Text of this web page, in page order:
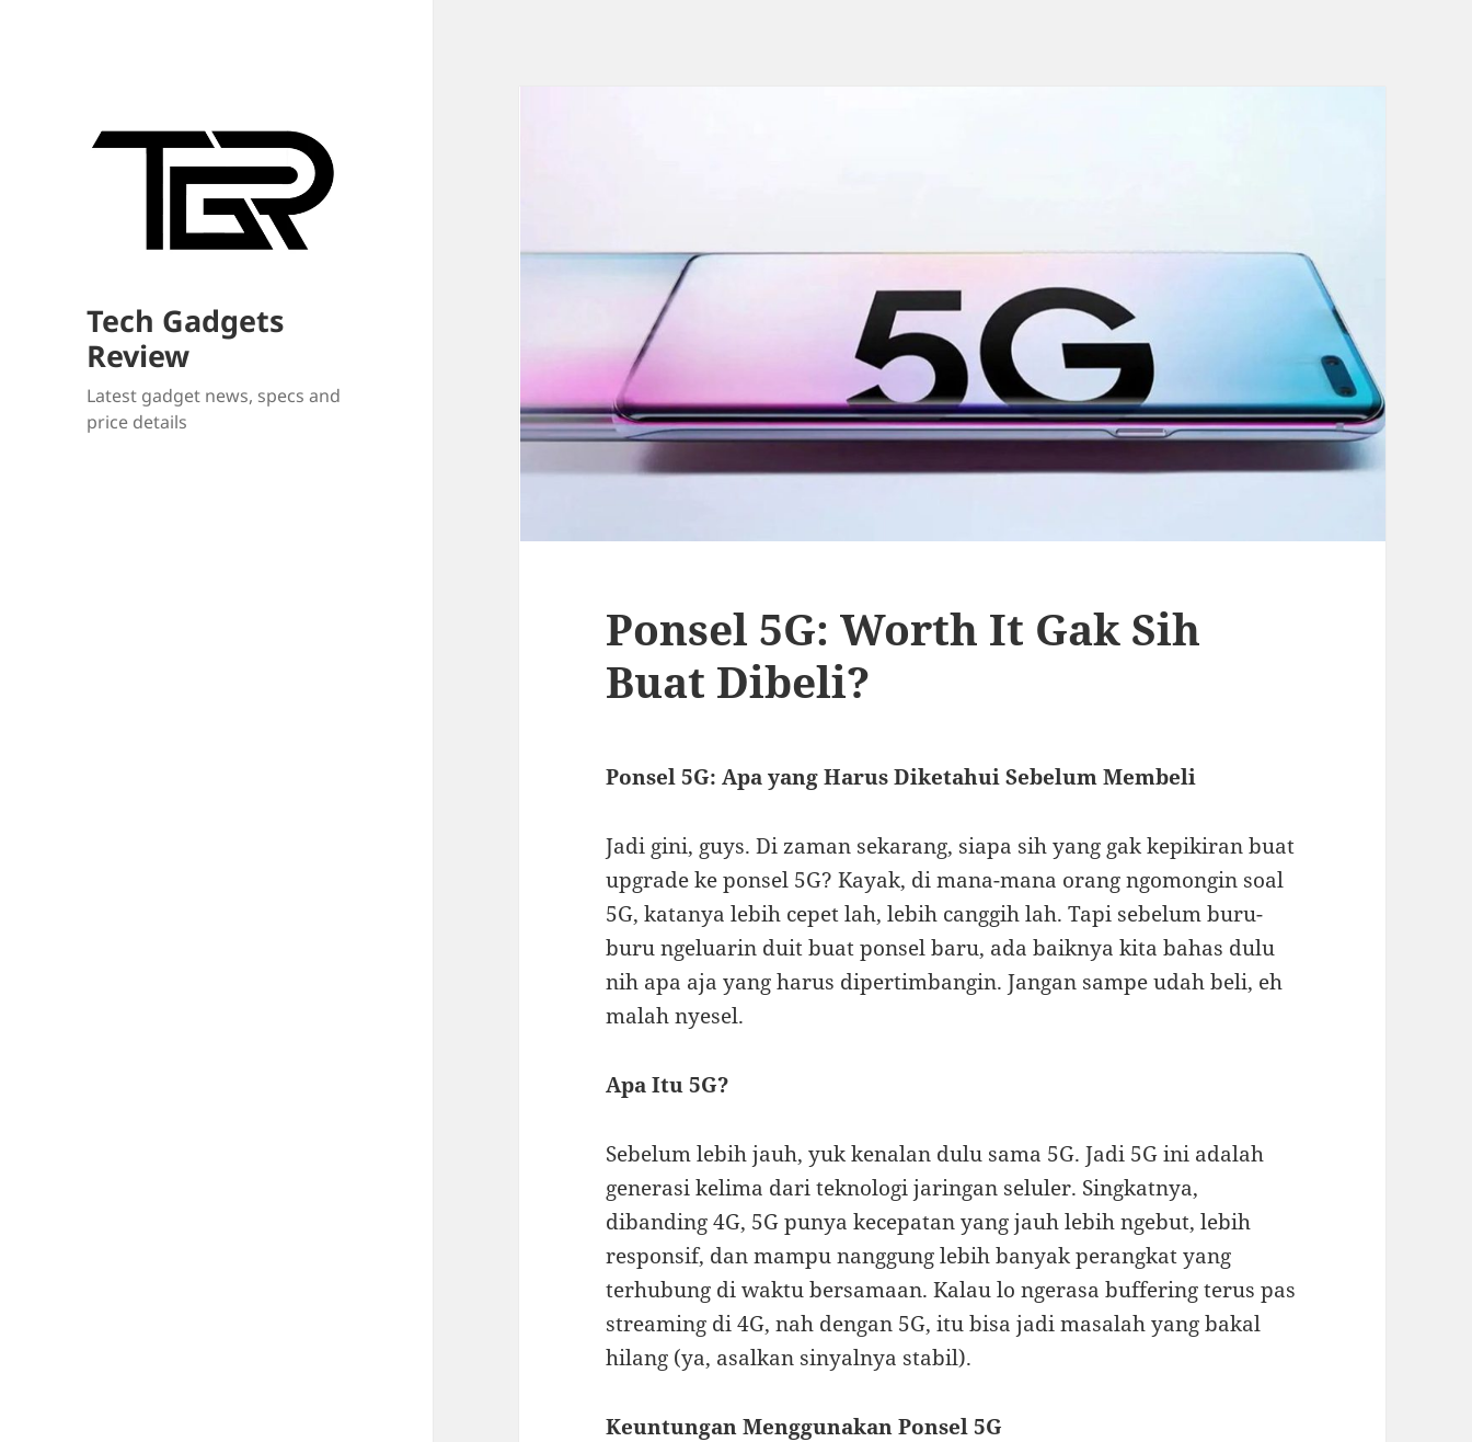
Tech Gadgets
Review
Latest gadget news, specs and
price details
Ponsel 5G: Worth It Gak Sih
Buat Dibeli?
Ponsel 5G: Apa yang Harus Diketahui Sebelum Membeli
Jadi gini, guys. Di zaman sekarang, siapa sih yang gak kepikiran buat
upgrade ke ponsel 5G? Kayak, di mana-mana orang ngomongin soal
5G, katanya lebih cepet lah, lebih canggih lah. Tapi sebelum buru-
buru ngeluarin duit buat ponsel baru, ada baiknya kita bahas dulu
nih apa aja yang harus dipertimbangin. Jangan sampe udah beli, eh
malah nyesel.
Apa Itu 5G?
Sebelum lebih jauh, yuk kenalan dulu sama 5G. Jadi 5G ini adalah
generasi kelima dari teknologi jaringan seluler. Singkatnya,
dibanding 4G, 5G punya kecepatan yang jauh lebih ngebut, lebih
responsif, dan mampu nanggung lebih banyak perangkat yang
terhubung di waktu bersamaan. Kalau lo ngerasa buffering terus pas
streaming di 4G, nah dengan 5G, itu bisa jadi masalah yang bakal
hilang (ya, asalkan sinyalnya stabil).
Keuntungan Menggunakan Ponsel 5G